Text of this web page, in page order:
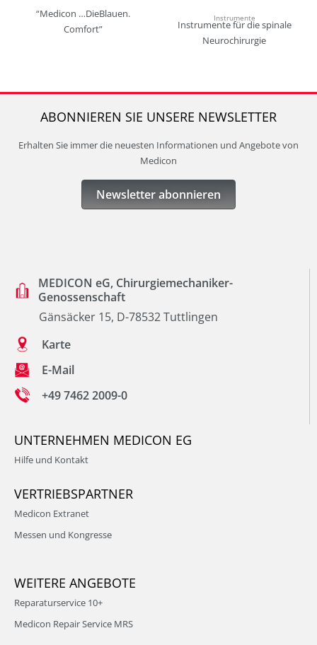
“Medicon …DieBlauen.
Comfort”
Instrumente
Instrumente für die spinale
Neurochirurgie
ABONNIEREN SIE UNSERE NEWSLETTER
Erhalten Sie immer die neuesten Informationen und Angebote von
Medicon
Newsletter abonnieren
MEDICON eG, Chirurgiemechaniker-
Genossenschaft
Gänsäcker 15, D-78532 Tuttlingen
Karte
E-Mail
+49 7462 2009-0
UNTERNEHMEN MEDICON EG
Hilfe und Kontakt
VERTRIEBSPARTNER
Medicon Extranet
Messen und Kongresse
WEITERE ANGEBOTE
Reparaturservice 10+
Medicon Repair Service MRS